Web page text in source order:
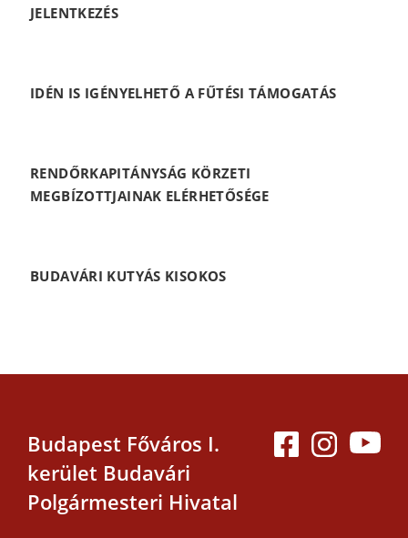
JELENTKEZÉS
IDÉN IS IGÉNYELHETŐ A FŰTÉSI TÁMOGATÁS
RENDŐRKAPITÁNYSÁG KÖRZETI
MEGBÍZOTTJAINAK ELÉRHETŐSÉGE
BUDAVÁRI KUTYÁS KISOKOS
Budapest Főváros I.
kerület Budavári
Polgármesteri Hivatal